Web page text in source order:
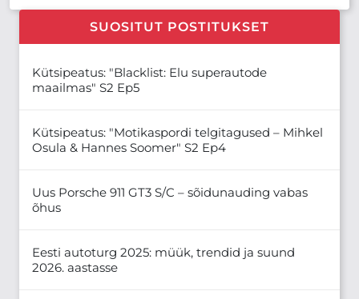
SUOSITUT POSTITUKSET
Kütsipeatus: "Blacklist: Elu superautode
maailmas" S2 Ep5
Kütsipeatus: "Motikaspordi telgitagused – Mihkel
Osula & Hannes Soomer" S2 Ep4
Uus Porsche 911 GT3 S/C – sõidunauding vabas
õhus
Eesti autoturg 2025: müük, trendid ja suund
2026. aastasse